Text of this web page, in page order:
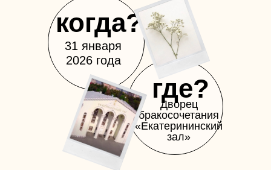
когда?
31 января
2026 года
где?
Дворец
бракосочетания
«Екатерининский
зал»